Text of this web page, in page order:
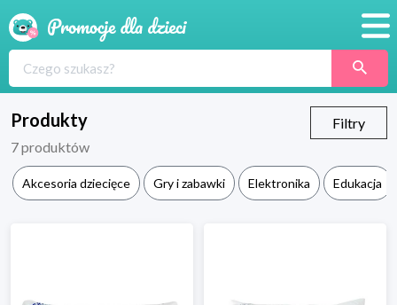
Blog
Produkty
Filtry
7produktów
Akcesoria dziecięce Gry i zabawki Elektronika Edukacja